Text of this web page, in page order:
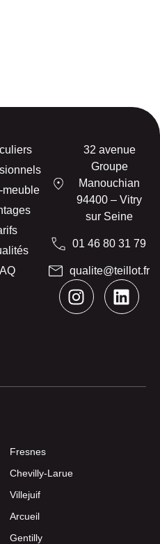
32 avenue
Groupe
Manouchian
94400 – Vitry
sur Seine
01 46 80 31 79
qualite@teillot.fr
meuble
Fresnes
Chevilly-Larue
Villejuif
Arcueil
Gentilly